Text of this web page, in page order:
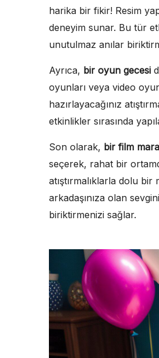
harika bir fikir! Resim
deneyim sunar. Bu tür
unutulmaz anılar
Ayrıca, bir oyun gecesi
oyunları veya video
hazırlayacağınız
etkinlikler sırasında
Son olarak, bir film
seçerek, rahat bir
atıştırmalıklarla dolu
arkadaşınıza olan
biriktirmenizi sağlar.